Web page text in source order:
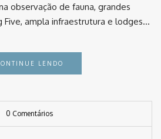
observação de fauna, grandes
Five, ampla infraestrutura e lodges…
LENDO
0 Comentários